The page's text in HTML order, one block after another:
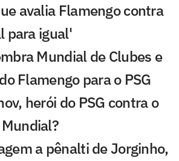
avalia Flamengo contra
para igual'
Mundial de Clubes e
Flamengo para o PSG
herói do PSG contra o
a pênalti de Jorginho,